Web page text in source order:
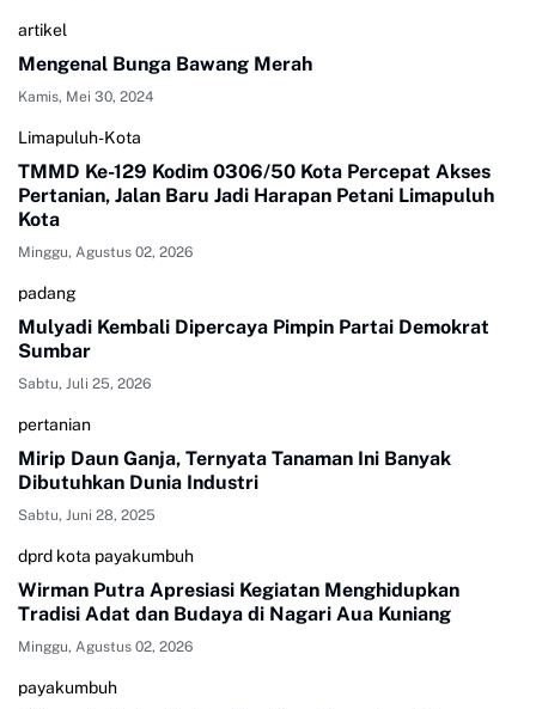
artikel
Mengenal Bunga Bawang Merah
Kamis, Mei 30, 2024
Limapuluh-Kota
TMMD Ke-129 Kodim 0306/50 Kota Percepat Akses
Pertanian, Jalan Baru Jadi Harapan Petani Limapuluh
Kota
Minggu, Agustus 02, 2026
padang
Mulyadi Kembali Dipercaya Pimpin Partai Demokrat
Sumbar
Sabtu, Juli 25, 2026
pertanian
Mirip Daun Ganja, Ternyata Tanaman Ini Banyak
Dibutuhkan Dunia Industri
Sabtu, Juni 28, 2025
dprd kota payakumbuh
Wirman Putra Apresiasi Kegiatan Menghidupkan
Tradisi Adat dan Budaya di Nagari Aua Kuniang
Minggu, Agustus 02, 2026
payakumbuh